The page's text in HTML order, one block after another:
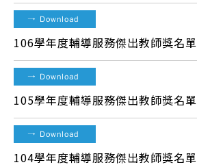
→ Download
106學年度輔導服務傑出教師獎名單
→ Download
105學年度輔導服務傑出教師獎名單
→ Download
104學年度輔導服務傑出教師獎名單